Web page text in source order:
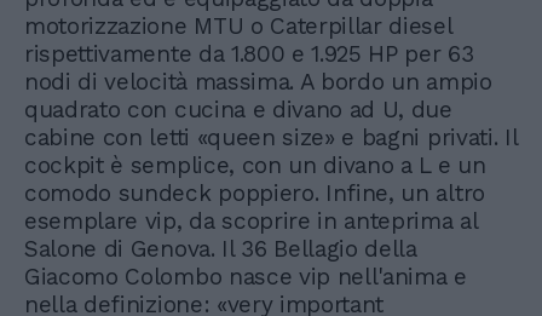
motorizzazione MTU o Caterpillar diesel
rispettivamente da 1.800 e 1.925 HP per 63
nodi di velocità massima. A bordo un ampio
quadrato con cucina e divano ad U, due
cabine con letti «queen size» e bagni privati. Il
cockpit è semplice, con un divano a L e un
comodo sundeck poppiero. Infine, un altro
esemplare vip, da scoprire in anteprima al
Salone di Genova. Il 36 Bellagio della
Giacomo Colombo nasce vip nell'anima e
nella definizione: «very important